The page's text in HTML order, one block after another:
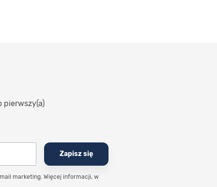
pierwszy(a)
marketing. Więcej informacji, w
Zapisz się